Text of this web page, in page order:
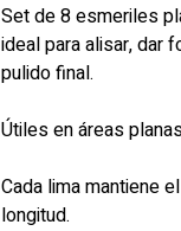
Set de 8 esmeriles
ideal para alisar, dar
pulido final.
Útiles en áreas
Cada lima mantiene
longitud.